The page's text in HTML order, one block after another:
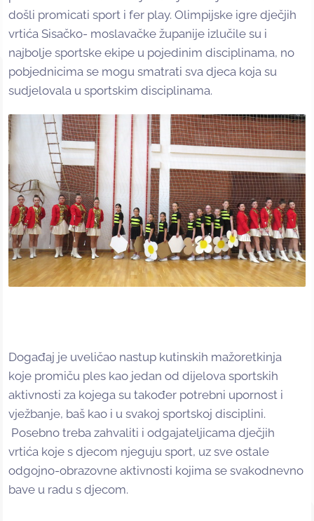
došli promicati sport i fer play. Olimpijske igre dječjih
vrtića Sisačko- moslavačke županije izlučile su i
najbolje sportske ekipe u pojedinim disciplinama, no
pobjednicima se mogu smatrati sva djeca koja su
sudjelovala u sportskim disciplinama.
Događaj je uveličao nastup kutinskih mažoretkinja
koje promiču ples kao jedan od dijelova sportskih
aktivnosti za kojega su također potrebni upornost i
vježbanje, baš kao i u svakoj sportskoj disciplini.
Posebno treba zahvaliti i odgajateljicama dječjih
vrtića koje s djecom njeguju sport, uz sve ostale
odgojno-obrazovne aktivnosti kojima se svakodnevno
bave u radu s djecom.